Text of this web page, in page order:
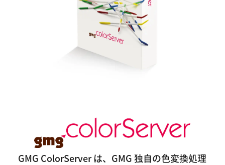
GMG ColorServer は、GMG 独自の色変換処理